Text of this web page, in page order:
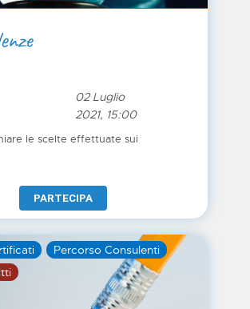
02 Luglio
2021, 15:00
le scelte effettuate sui
PARTECIPA
Percorso Consulenti